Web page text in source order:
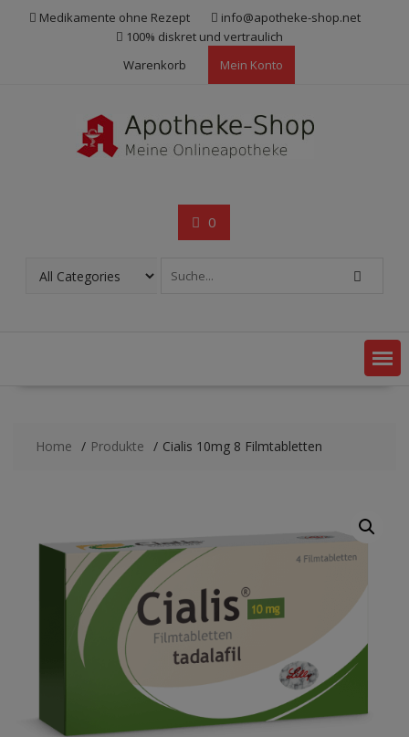
Medikamente ohne Rezept
info@apotheke-shop.net
100% diskret und vertraulich
Warenkorb
Mein Konto
0
Home Produkte Cialis 10mg 8 Filmtabletten